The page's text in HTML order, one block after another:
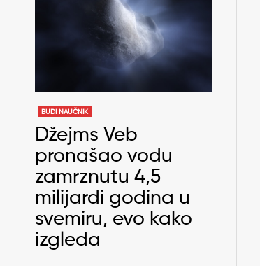
BUDI NAUČNIK
Džejms Veb
pronašao vodu
zamrznutu 4,5
milijardi godina u
svemiru, evo kako
izgleda